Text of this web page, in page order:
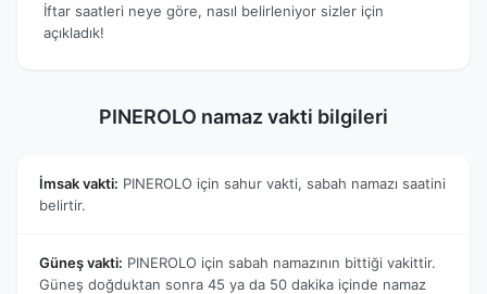
İftar saatleri neye göre, nasıl belirleniyor sizler için
açıkladık!
PINEROLO namaz vakti bilgileri
İmsak vakti: PINEROLO için sahur vakti, sabah namazı saatini
belirtir.
Güneş vakti: PINEROLO için sabah namazının bittiği vakittir.
Güneş doğduktan sonra 45 ya da 50 dakika içinde namaz